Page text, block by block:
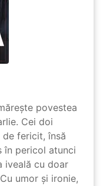
povestea
Cei doi
fericit, însă
în pericol atunci
iveală cu doar
umor și ironie,